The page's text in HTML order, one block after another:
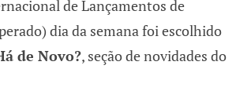
de Lançamentos de
dia da semana foi escolhido
de Novo?, seção de novidades do